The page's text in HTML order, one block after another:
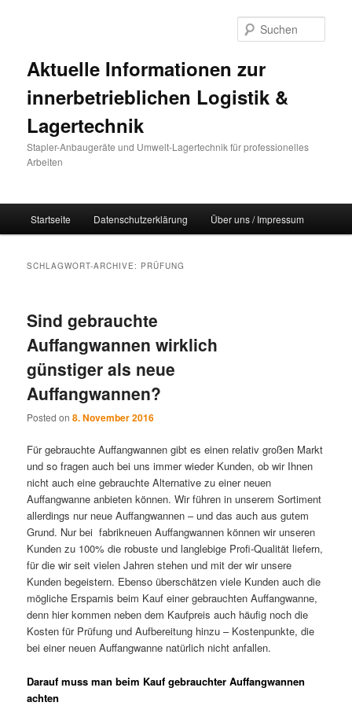
Aktuelle Informationen zur
innerbetrieblichen Logistik &
Lagertechnik
Stapler-Anbaugeräte und Umwelt-Lagertechnik für professionelles
Arbeiten
Zum Inhalt wechseln
Zum sekundären Inhalt wechseln
Startseite Datenschutzerklärung Über uns / Impressum
SCHLAGWORT-ARCHIVE: PRÜFUNG
Sind gebrauchte
Auffangwannen wirklich
günstiger als neue
Auffangwannen?
Posted on8. November 2016
Für gebrauchte Auffangwannen gibt es einen relativ großen Markt
und so fragen auch bei uns immer wieder Kunden, ob wir Ihnen
nicht auch eine gebrauchte Alternative zu einer neuen
Auffangwanne anbieten können. Wir führen in unserem Sortiment
allerdings nur neue Auffangwannen – und das auch aus gutem
Grund. Nur bei fabrikneuen Auffangwannen können wir unseren
Kunden zu 100% die robuste und langlebige Profi-Qualität liefern,
für die wir seit vielen Jahren stehen und mit der wir unsere
Kunden begeistern. Ebenso überschätzen viele Kunden auch die
mögliche Ersparnis beim Kauf einer gebrauchten Auffangwanne,
denn hier kommen neben dem Kaufpreis auch häufig noch die
Kosten für Prüfung und Aufbereitung hinzu – Kostenpunkte, die
bei einer neuen Auffangwanne natürlich nicht anfallen.
Darauf muss man beim Kauf gebrauchter Auffangwannen
achten